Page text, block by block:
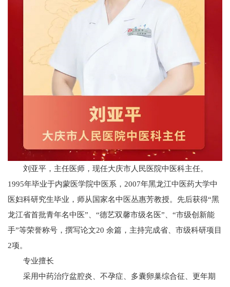
刘亚平，主任医师，现任大庆市人民医院中医科主任。
1995年毕业于内蒙医学院中医系，2007年黑龙江中医药大学中
医妇科研究生毕业，师从国家名中医丛惠芳教授。先后获得“黑
龙江省首批青年名中医”、“德艺双馨市级名医”、“市级创新能
手”等荣誉称号，撰写论文20 余篇，主持完成省、市级科研项目
2项。
专业擅长
采用中药治疗盆腔炎、不孕症、多囊卵巢综合征、更年期